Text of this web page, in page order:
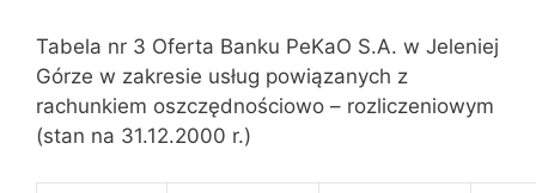
Tabela nr 3 Oferta Banku PeKaO S.A. w Jeleniej
Górze w zakresie usług powiązanych z
rachunkiem oszczędnościowo – rozliczeniowym
(stan na 31.12.2000 r.)